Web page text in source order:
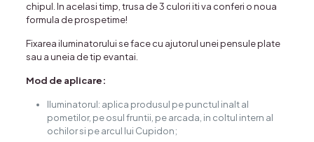
chipul. In acelasi timp, trusa de 3 culori iti va conferi o noua
formula de prospetime!
Fixarea iluminatorului se face cu ajutorul unei pensule plate
sau a uneia de tip evantai.
Mod de aplicare:
Iluminatorul: aplica produsul pe punctul inalt al
pometilor, pe osul fruntii, pe arcada, in coltul intern al
ochilor si pe arcul lui Cupidon;